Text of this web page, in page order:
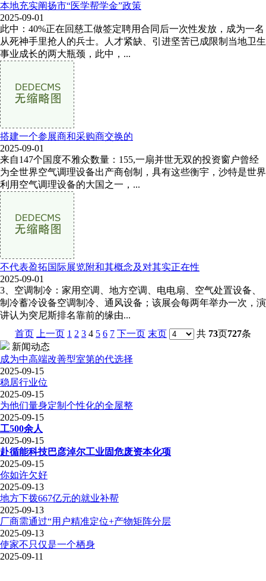
本地充实阐扬市“医学帮学金”政策
2025-09-01
此中：40%正在回慈工做签定聘用合同后一次性发放，成为一名
从死神手里抢人的兵士。人才紧缺、引进坚苦已成限制当地卫生
事业成长的两大瓶颈，此中，...
搭建一个参展商和采购商交换的
2025-09-01
来自147个国度不雅众数量：155,一扇并世无双的投资窗户曾经
为全世界空气调理设备出产商创制，具有这些衡宇，沙特是世界
利用空气调理设备的大国之一，...
不代表盈拓国际展览附和其概念及对其实正在性
2025-09-01
3、空调制冷：家用空调、地方空调、电电扇、空气处置设备、
制冷蓄冷设备空调制冷、通风设备；该展会每两年举办一次，演
讲认为突尼斯排名靠前的缘由...
首页
上一页 1 2 3 4 5 6 7 下一页 末页 共 73页727条
新闻动态
成为中高端改善型室第的代选择
2025-09-15
稳居行业位
2025-09-15
为他们量身定制个性化的全屋整
2025-09-15
工500余人
2025-09-15
赴循能科技巴彦淖尔工业固危废资本化项
2025-09-15
你如许欠好
2025-09-13
地方下拨667亿元的就业补帮
2025-09-13
厂商需通过“用户精准定位+产物矩阵分层
2025-09-13
使家不只仅是一个栖身
2025-09-11